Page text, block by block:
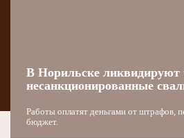
В Норильске ликвидируют
несанкционированные
Работы оплатят деньгами от штрафов,
бюджет.